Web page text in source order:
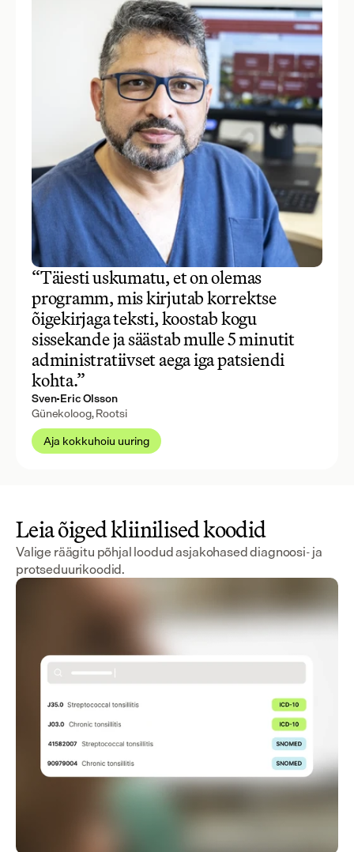
“Täiesti uskumatu, et on olemas
programm, mis kirjutab korrektse
õigekirjaga teksti, koostab kogu
sissekande ja säästab mulle 5 minutit
administratiivset aega iga patsiendi
kohta.”
Sven-Eric Olsson
Günekoloog, Rootsi
Aja kokkuhoiu uuring
Leia õiged kliinilised koodid
Valige räägitu põhjal loodud asjakohased diagnoosi- ja
protseduurikoodid.